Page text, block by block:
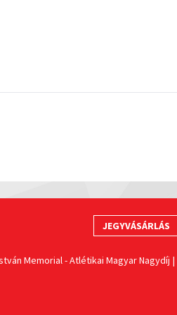
JEGYVÁSÁRLÁS
Memorial - Atlétikai Magyar Nagydíj